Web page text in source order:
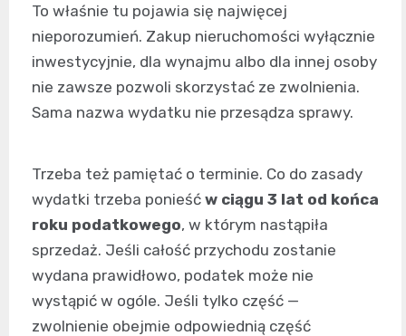
To właśnie tu pojawia się najwięcej
nieporozumień. Zakup nieruchomości wyłącznie
inwestycyjnie, dla wynajmu albo dla innej osoby
nie zawsze pozwoli skorzystać ze zwolnienia.
Sama nazwa wydatku nie przesądza sprawy.
Trzeba też pamiętać o terminie. Co do zasady
wydatki trzeba ponieść w ciągu 3 lat od końca
roku podatkowego, w którym nastąpiła
sprzedaż. Jeśli całość przychodu zostanie
wydana prawidłowo, podatek może nie
wystąpić w ogóle. Jeśli tylko część —
zwolnienie obejmie odpowiednią część